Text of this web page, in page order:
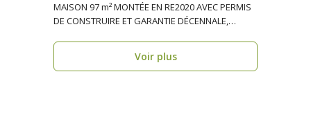
MAISON 97 m² MONTÉE EN RE2020 AVEC PERMIS
DE CONSTRUIRE ET GARANTIE DÉCENNALE,
Voir plus